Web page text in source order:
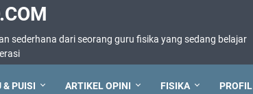
sederhana dari seorang guru fisika yang sedang belajar
& PUISI ARTIKEL OPINI FISIKA PROFIL